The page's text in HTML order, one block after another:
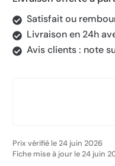
Satisfait ou
Livraison en 24h
Avis clients : note
Prix vérifié le 24 juin 2026
Fiche mise à jour le 24 juin